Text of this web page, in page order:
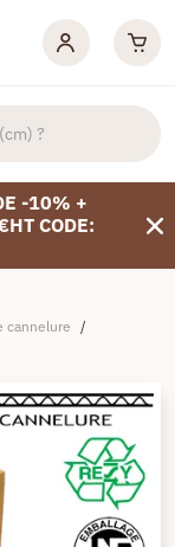
-10% +
CODE:
cannelure /